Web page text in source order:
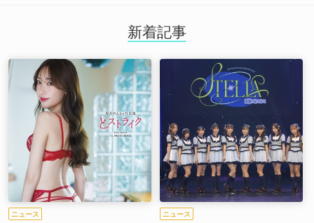
新着記事
ニュース ニュース